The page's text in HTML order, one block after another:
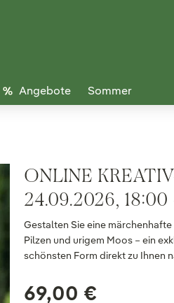
Angebote Sommer
ONLINE
24.09.2026,
Gestalten Sie eine
Pilzen und urigem Moos – ein
schönsten Form direkt zu Ihnen
69,00 €